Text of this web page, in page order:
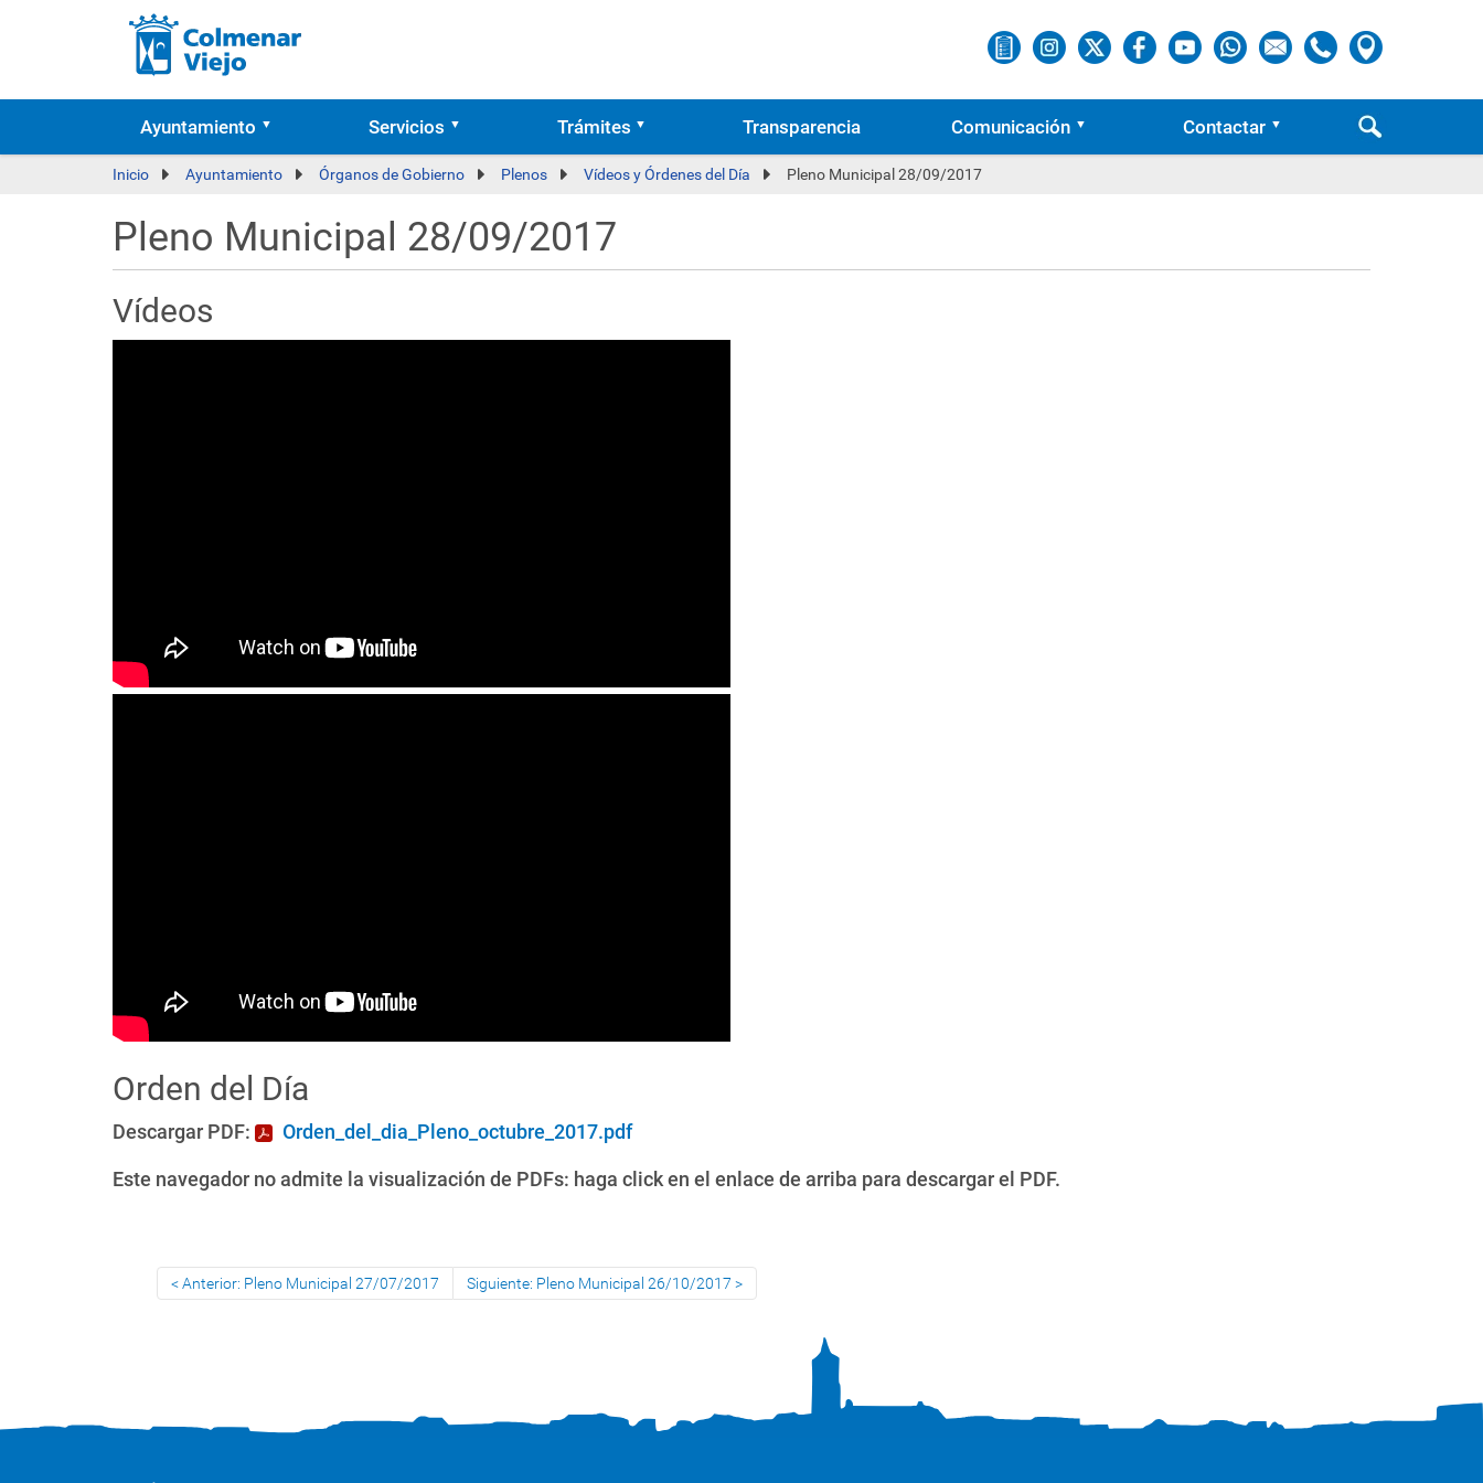
Ayuntamiento Servicios Trámites Transparencia Comunicación Contactar
Inicio Ayuntamiento Órganos de Gobierno Plenos Vídeos y Órdenes del Día Pleno Municipal 28/09/2017
Pleno Municipal 28/09/2017
Vídeos
Orden del Día
Descargar PDF: Orden_del_dia_Pleno_octubre_2017.pdf
Este navegador no admite la visualización de PDFs: haga click en el enlace de arriba para descargar el PDF.
Anterior: Pleno Municipal 27/07/2017 Siguiente: Pleno Municipal 26/10/2017